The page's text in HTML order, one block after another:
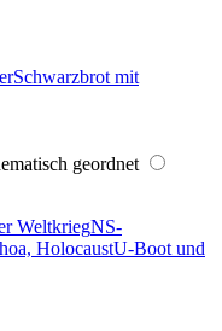
Schwarzbrot mit
geordnet
WeltkriegNS-
HolocaustU-Boot und